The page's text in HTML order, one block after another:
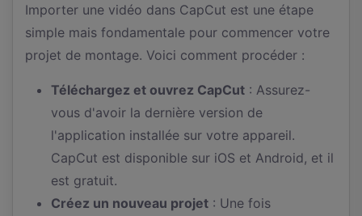
Importer une vidéo dans CapCut est une étape
simple mais fondamentale pour commencer votre
projet de montage. Voici comment procéder :
Téléchargez et ouvrez CapCut : Assurez-
vous d'avoir la dernière version de
l'application installée sur votre appareil.
CapCut est disponible sur iOS et Android, et il
est gratuit.
Créez un nouveau projet : Une fois